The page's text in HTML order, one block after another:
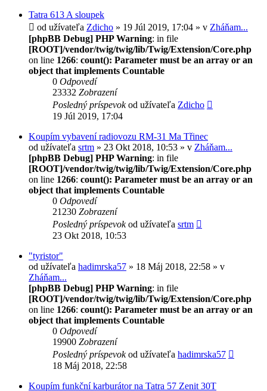
Tatra 613 A sloupek
od užívateľa Zdicho » 19 Júl 2019, 17:04 » v Zháňam...
[phpBB Debug] PHP Warning: in file
[ROOT]/vendor/twig/twig/lib/Twig/Extension/Core.php
on line 1266: count(): Parameter must be an array or an
object that implements Countable
0 Odpovedí
23332 Zobrazení
Posledný príspevokod užívateľa Zdicho
19 Júl 2019, 17:04
Koupím vybavení radiovozu RM-31 Ma Třinec
od užívateľa srtm » 23 Okt 2018, 10:53 » v Zháňam...
[phpBB Debug] PHP Warning: in file
[ROOT]/vendor/twig/twig/lib/Twig/Extension/Core.php
on line 1266: count(): Parameter must be an array or an
object that implements Countable
0 Odpovedí
21230 Zobrazení
Posledný príspevokod užívateľa srtm
23 Okt 2018, 10:53
"tyristor"
od užívateľa hadimrska57 » 18 Máj 2018, 22:58 » v
Zháňam...
[phpBB Debug] PHP Warning: in file
[ROOT]/vendor/twig/twig/lib/Twig/Extension/Core.php
on line 1266: count(): Parameter must be an array or an
object that implements Countable
0 Odpovedí
19900 Zobrazení
Posledný príspevokod užívateľa hadimrska57
18 Máj 2018, 22:58
Koupím funkční karburátor na Tatra 57 Zenit 30T